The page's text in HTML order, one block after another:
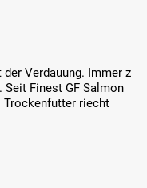
Verdauung. Immer z
Finest GF Salmon
Trockenfutter riecht